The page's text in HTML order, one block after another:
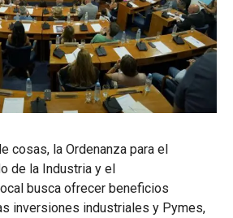
cosas, la Ordenanza para el
de la Industria y el
busca ofrecer beneficios
inversiones industriales y Pymes,